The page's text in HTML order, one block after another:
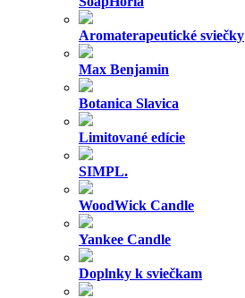
Aromaterapeutické sviečky
Max Benjamin
Botanica Slavica
Limitované edície
SIMPL.
WoodWick Candle
Yankee Candle
Doplnky k sviečkam